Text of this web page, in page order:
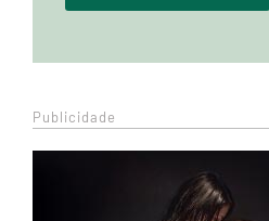
Publicidade